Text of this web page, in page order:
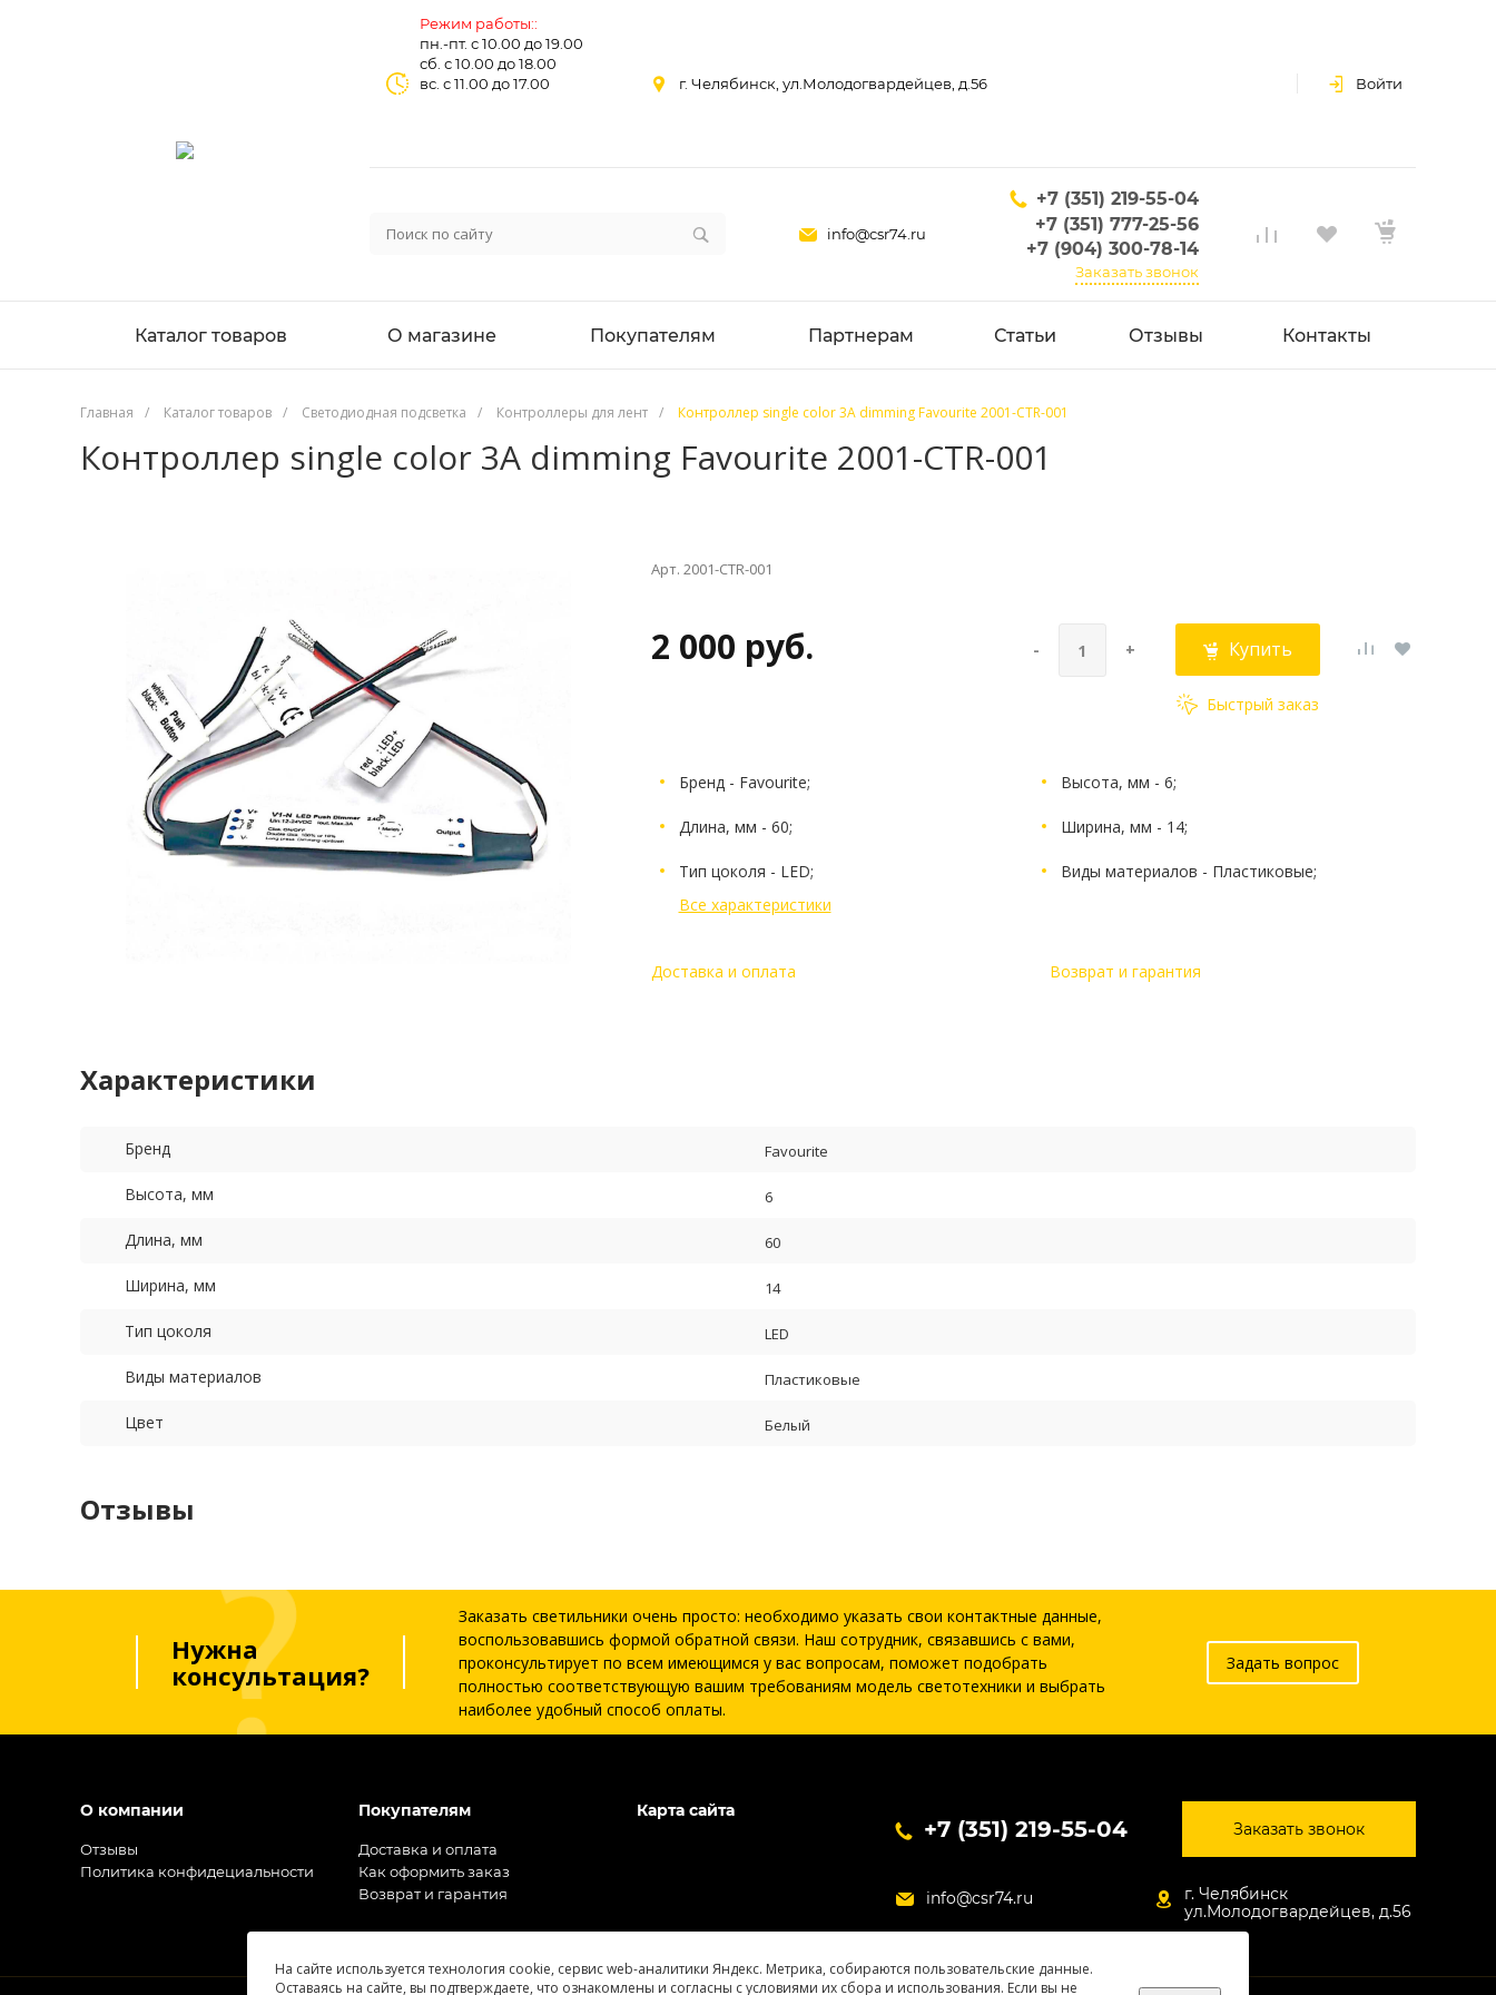
Режим работы::
пн.-пт. с 10.00 до 19.00
сб. с 10.00 до 18.00
вс. с 11.00 до 17.00
г. Челябинск, ул.Молодогвардейцев, д.56 Войти
info@csr74.ru
+7 (351) 219-55-04
+7 (351) 777-25-56
+7 (904) 300-78-14
Заказать звонок
Каталог товаров О магазине Покупателям Партнерам Статьи Отзывы Контакты
Главная / Каталог товаров / Светодиодная подсветка / Контроллеры для лент / Контроллер single color 3A dimming Favourite 2001-CTR-001
Контроллер single color 3A dimming Favourite 2001-CTR-001
Арт. 2001-CTR-001
2 000 руб. - + Купить
Быстрый заказ
Бренд - Favourite; Высота, мм - 6;
Длина, мм - 60; Ширина, мм - 14;
Тип цоколя - LED;
Виды материалов - Пластиковые;
Все характеристики
Доставка и оплата Возврат и гарантия
Характеристики
Бренд Favourite
Высота, мм 6
Длина, мм 60
Ширина, мм 14
Тип цоколя LED
Виды материалов Пластиковые
Цвет Белый
Отзывы
Нужна
консультация?
Заказать светильники очень просто: необходимо указать свои контактные данные,
воспользовавшись формой обратной связи. Наш сотрудник, связавшись с вами,
проконсультирует по всем имеющимся у вас вопросам, поможет подобрать
полностью соответствующую вашим требованиям модель светотехники и выбрать
наиболее удобный способ оплаты.
Задать вопрос
О компании
Отзывы
Политика конфидециальности
Покупателям
Доставка и оплата
Как оформить заказ
Возврат и гарантия
Карта сайта
+7 (351) 219-55-04 Заказать звонок
info@csr74.ru
г. Челябинск
ул.Молодогвардейцев, д.56
На сайте используется технология cookie, сервис web-аналитики Яндекс. Метрика, собираются пользовательские данные.
Оставаясь на сайте, вы подтверждаете, что ознакомлены и согласны с условиями их сбора и использования. Если вы не